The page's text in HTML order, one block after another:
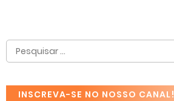
INSCREVA-SE NO NOSSO CANAL!